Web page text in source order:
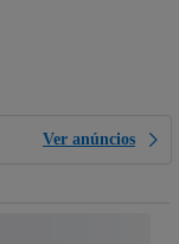
Ver anúncios